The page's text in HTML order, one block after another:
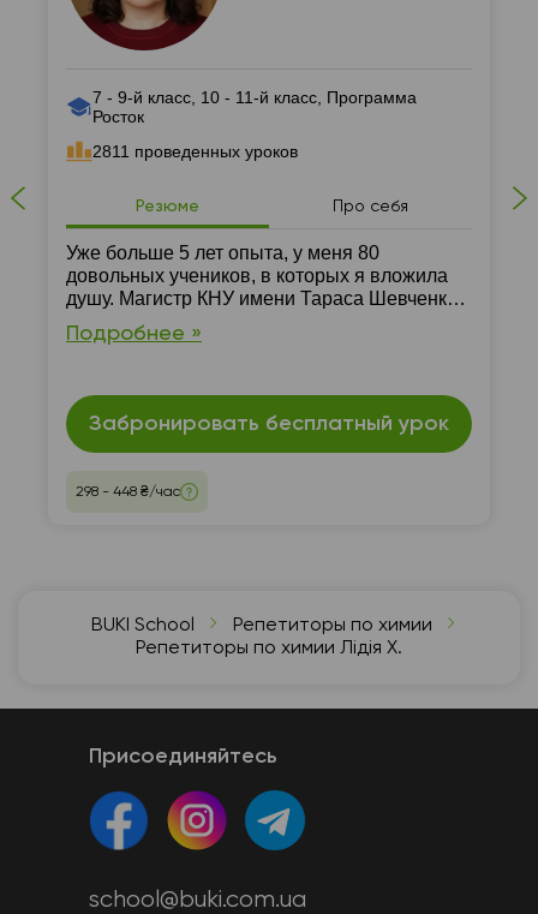
7 - 9-й класс, 10 - 11-й класс, Программа
Росток
2811 проведенных уроков
Резюме Про себя
Уже больше 5 лет опыта, у меня 80
довольных учеников, в которых я вложила
душу. Магистр КНУ имени Тараса Шевченко,
кафедра неорганической химии
Подробнее »
Забронировать бесплатный урок
298 - 448 ₴/час
BUKI School
Репетиторы по химии
Репетиторы по химии Лідія Х.
Присоединяйтесь
school@buki.com.ua